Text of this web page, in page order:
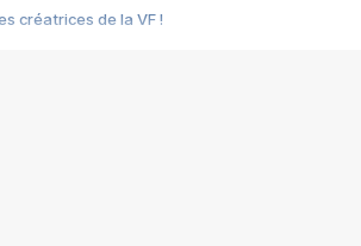
créatrices de la VF !